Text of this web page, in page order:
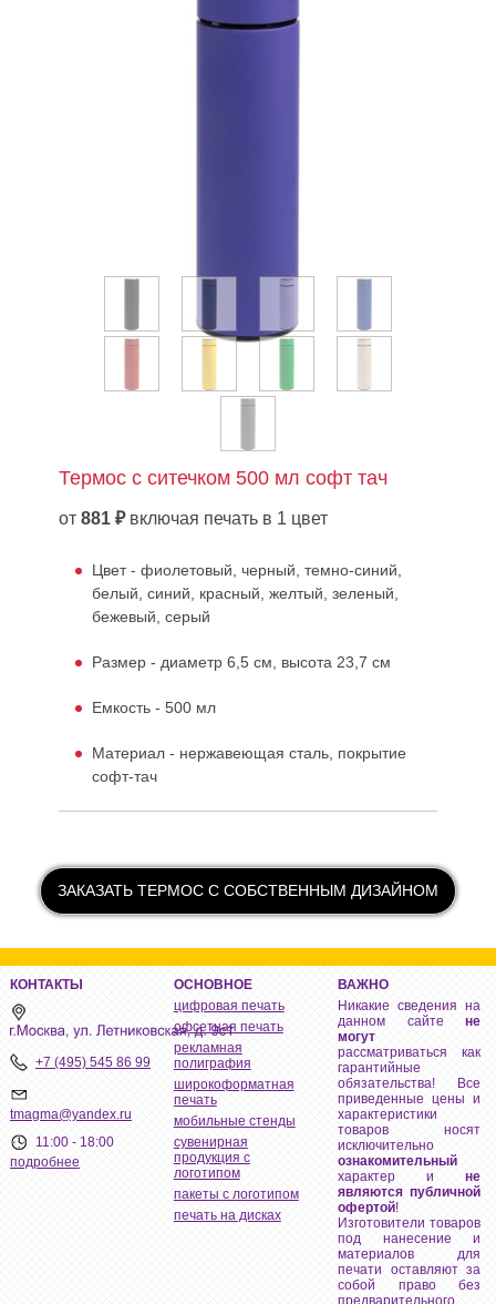
Термос с ситечком 500 мл софт тач
от 881 ₽включая печать в 1 цвет
Цвет - фиолетовый, черный, темно-синий,
белый, синий, красный, желтый, зеленый,
бежевый, серый
Размер - диаметр 6,5 см, высота 23,7 см
Емкость - 500 мл
Материал - нержавеющая сталь, покрытие
софт-тач
ЗАКАЗАТЬ ТЕРМОС С СОБСТВЕННЫМ ДИЗАЙНОМ
КОНТАКТЫ
+7 (495) 545 86 99
tmagma@yandex.ru
11:00 - 18:00
подробнее
ОСНОВНОЕ
цифровая печать
офсетная печать
рекламная
полиграфия
широкоформатная
печать
мобильные стенды
сувенирная
продукция с
логотипом
пакеты с логотипом
печать на дисках
ВАЖНО
Никакие сведения на
данном сайтене
могут
рассматриваться как
гарантийные
обязательства! Все
приведенные цены и
характеристики
товаров носят
исключительно
ознакомительный
характер ине
являются публичной
офертой!
Изготовители товаров
под нанесение и
материалов для
печати оставляют за
собой право без